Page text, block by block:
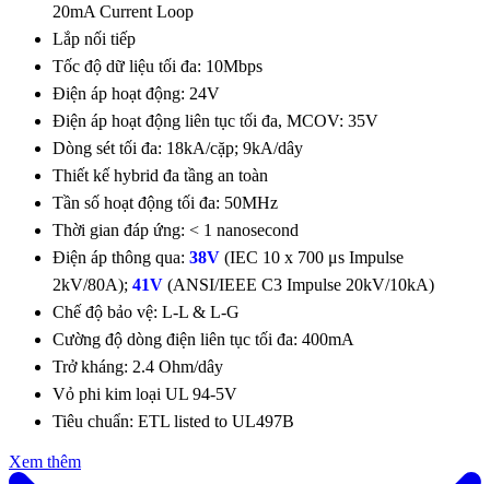
20mA Current Loop
Lắp nối tiếp
Tốc độ dữ liệu tối đa: 10Mbps
Điện áp hoạt động: 24V
Điện áp hoạt động liên tục tối đa, MCOV: 35V
Dòng sét tối đa: 18kA/cặp; 9kA/dây
Thiết kế hybrid đa tầng an toàn
Tần số hoạt động tối đa: 50MHz
Thời gian đáp ứng: < 1 nanosecond
Điện áp thông qua: 38V (IEC 10 x 700 μs Impulse
2kV/80A); 41V (ANSI/IEEE C3 Impulse 20kV/10kA)
Chế độ bảo vệ: L-L & L-G
Cường độ dòng điện liên tục tối đa: 400mA
Trở kháng: 2.4 Ohm/dây
Vỏ phi kim loại UL 94-5V
Tiêu chuẩn: ETL listed to UL497B
Xem thêm